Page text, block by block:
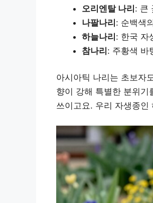
오리엔탈 나리: 큰
나팔나리: 순백색
하늘나리: 한국 자
참나리: 주황색 바
아시아틱 나리는 초보자
향이 강해 특별한 분위
쓰이고요. 우리 자생종